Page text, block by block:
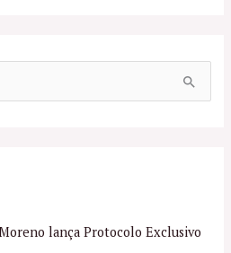
lança Protocolo Exclusivo